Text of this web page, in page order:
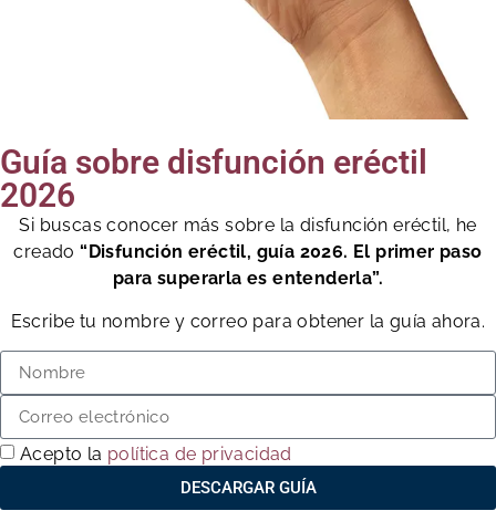
Guía sobre disfunción eréctil
2026
Si buscas conocer más sobre la disfunción eréctil, he
creado“Disfunción eréctil, guía 2026. El primer paso
para superarla es entenderla”.
Escribe tu nombre y correo para obtener la guía ahora.
Acepto la política de privacidad
DESCARGAR GUÍA